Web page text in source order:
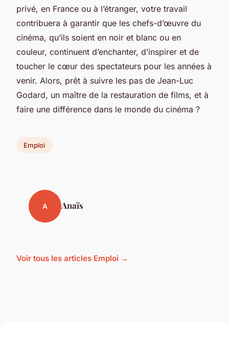
privé, en France ou à l’étranger, votre travail
contribuera à garantir que les chefs-d’œuvre du
cinéma, qu’ils soient en noir et blanc ou en
couleur, continuent d’enchanter, d’inspirer et de
toucher le cœur des spectateurs pour les années à
venir. Alors, prêt à suivre les pas de Jean-Luc
Godard, un maître de la restauration de films, et à
faire une différence dans le monde du cinéma ?
Emploi
A Anaïs
Voir tous les articles Emploi →